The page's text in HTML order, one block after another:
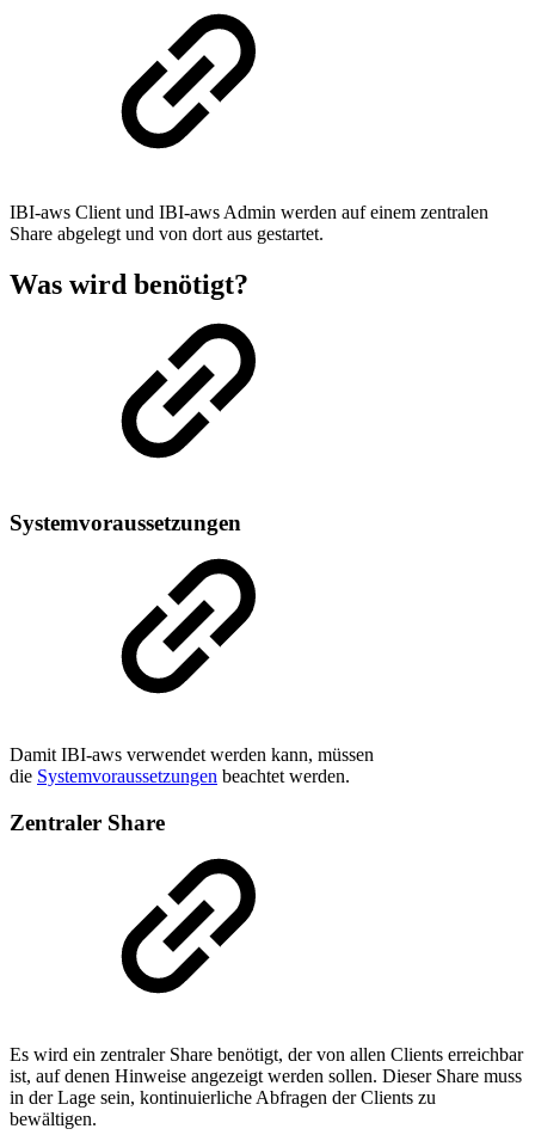
IBI-aws Client und IBI-aws Admin werden auf einem zentralen
Share abgelegt und von dort aus gestartet.
Was wird benötigt?
Systemvoraussetzungen
Damit IBI-aws verwendet werden kann, müssen
die Systemvoraussetzungen beachtet werden.
Zentraler Share
Es wird ein zentraler Share benötigt, der von allen Clients erreichbar
ist, auf denen Hinweise angezeigt werden sollen. Dieser Share muss
in der Lage sein, kontinuierliche Abfragen der Clients zu
bewältigen.